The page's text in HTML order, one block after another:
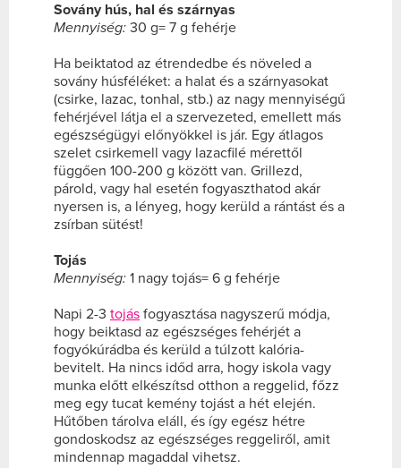
Sovány hús, hal és szárnyas
Mennyiség: 30 g= 7 g fehérje
Ha beiktatod az étrendedbe és növeled a
sovány húsféléket: a halat és a szárnyasokat
(csirke, lazac, tonhal, stb.) az nagy mennyiségű
fehérjével látja el a szervezeted, emellett más
egészségügyi előnyökkel is jár. Egy átlagos
szelet csirkemell vagy lazacfilé mérettől
függően 100-200 g között van. Grillezd,
párold, vagy hal esetén fogyaszthatod akár
nyersen is, a lényeg, hogy kerüld a rántást és a
zsírban sütést!
Tojás
Mennyiség: 1 nagy tojás= 6 g fehérje
Napi 2-3 tojás fogyasztása nagyszerű módja,
hogy beiktasd az egészséges fehérjét a
fogyókúrádba és kerüld a túlzott kalória-
bevitelt. Ha nincs időd arra, hogy iskola vagy
munka előtt elkészítsd otthon a reggelid, főzz
meg egy tucat kemény tojást a hét elején.
Hűtőben tárolva eláll, és így egész hétre
gondoskodsz az egészséges reggeliről, amit
mindennap magaddal vihetsz.